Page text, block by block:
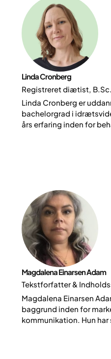
Linda Cronberg
Registreret diætist,
Linda Cronberg er
bachelorgrad i
års erfaring inden for
og adfærdsændringer i
virksomhedens egne
Magdalena Einarsen Adam
Tekstforfatter &
Magdalena Einarsen
baggrund inden for
kommunikation. Hun har